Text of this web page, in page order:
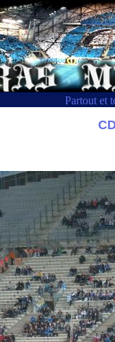
Partout et